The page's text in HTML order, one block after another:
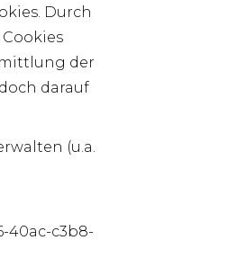
Durch
der
darauf
(u.a.
40ac-c3b8-